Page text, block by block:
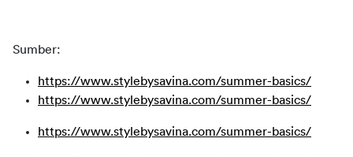
Sumber:
https://www.stylebysavina.com/summer-basics/
https://www.stylebysavina.com/summer-basics/
https://www.stylebysavina.com/summer-basics/